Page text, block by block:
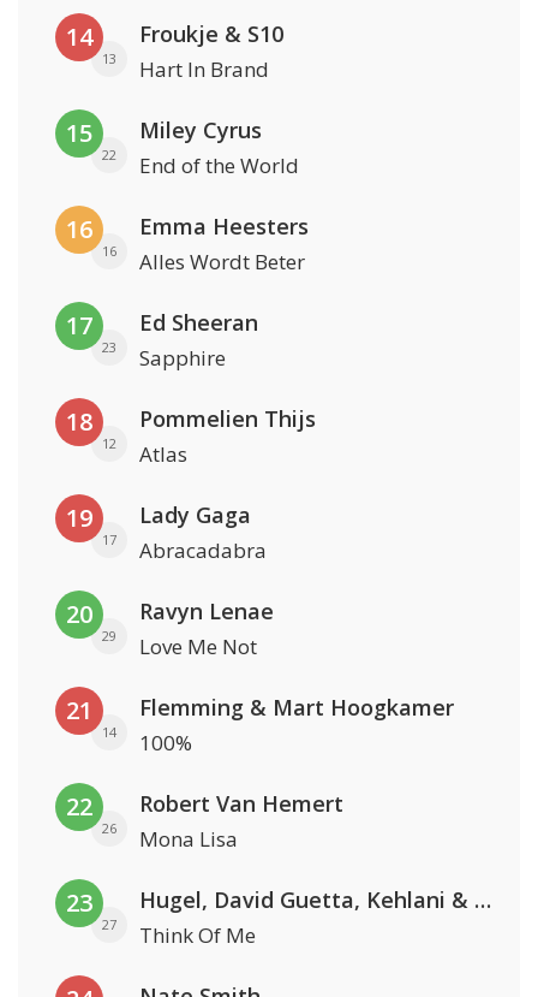
14
13
Froukje & S10
Hart In Brand
15
22
Miley Cyrus
End of the World
16
16
Emma Heesters
Alles Wordt Beter
17
23
Ed Sheeran
Sapphire
18
12
Pommelien Thijs
Atlas
19
17
Lady Gaga
Abracadabra
20
29
Ravyn Lenae
Love Me Not
21
14
Flemming & Mart Hoogkamer
100%
22
26
Robert Van Hemert
Mona Lisa
23
27
Hugel, David Guetta, Kehlani & Daecolm
Think Of Me